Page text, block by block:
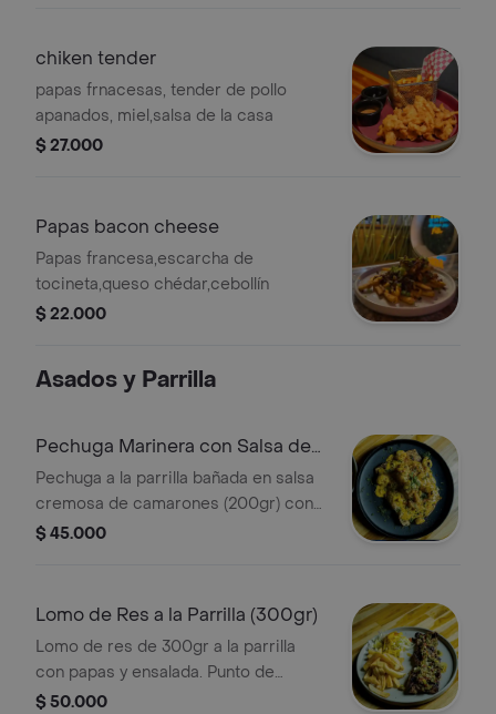
chiken tender
papas frnacesas, tender de pollo
apanados, miel,salsa de la casa
$ 27.000
Papas bacon cheese
Papas francesa,escarcha de
tocineta,queso chédar,cebollín
$ 22.000
Asados y Parrilla
Pechuga Marinera con Salsa de
Camarones
Pechuga a la parrilla bañada en salsa
cremosa de camarones (200gr) con
patacón tostado.
$ 45.000
Lomo de Res a la Parrilla (300gr)
Lomo de res de 300gr a la parrilla
con papas y ensalada. Punto de
cocción a elección.
$ 50.000